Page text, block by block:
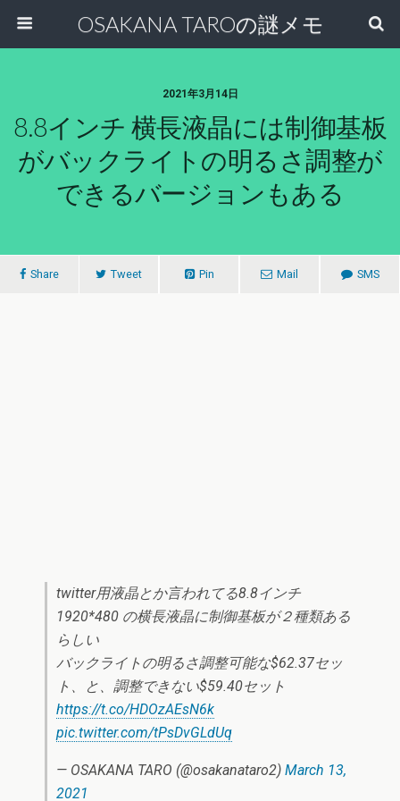
OSAKANA TAROの謎メモ
2021年3月14日
8.8インチ 横長液晶には制御基板
がバックライトの明るさ調整が
できるバージョンもある
Share Tweet Pin Mail SMS
twitter用液晶とか言われてる8.8インチ
1920*480 の横長液晶に制御基板が２種類ある
らしい
バックライトの明るさ調整可能な$62.37セッ
ト、と、調整できない$59.40セット
https://t.co/HDOzAEsN6k
pic.twitter.com/tPsDvGLdUq
— OSAKANA TARO (@osakanataro2) March 13,
2021